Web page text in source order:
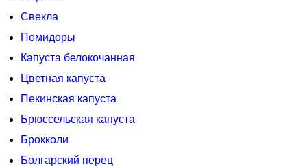
Свекла
Помидоры
Капуста белокочанная
Цветная капуста
Пекинская капуста
Брюссельская капуста
Брокколи
Болгарский перец